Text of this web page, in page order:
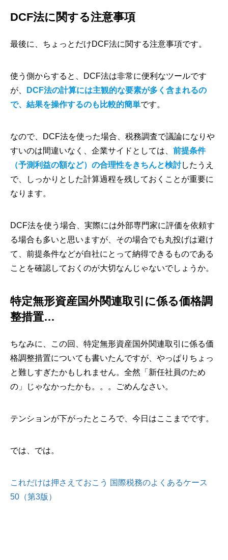
DCF法に関する注意事項
最後に、ちょっとだけDCF法に関する注意事項です。
使う側からすると、DCF法は非常に便利なツールです
が、
DCF法の計算には主観的な要素が多く含まれるの
で、結果を操作するのも比較的簡単です。
なので、DCF法を使った場合、税務調査で議論になりや
すいのは間違いなく、企業サイドとしては、 前提条件
（予測利益の額など）の合理性をきちんと検討したうえ
で、しっかりとした計算過程を残しておくことが重要に
なります。
DCF法を使う場合、実際には外部専門家に評価を依頼す
る場合も多いと思いますが、その場合でも丸投げは避け
て、前提条件などが自社にとって納得できるものである
ことを確認しておくのが大切なんじゃないでしょうか。
特定無形資産国外関連取引に係る価格調
整措置…
ちなみに、この回、特定無形資産国外関連取引に係る価
格調整措置についても書いたんですが、やっぱりちょっ
と難しすぎたかもしれません。全然「新任社員のため
の」じゃなかったかも。。。ごめんなさい。
テンションが下がったところで、今日はここまでです。
では、では。
これだけは押さえておこう 国際税務のよくあるケース
50（第3版）